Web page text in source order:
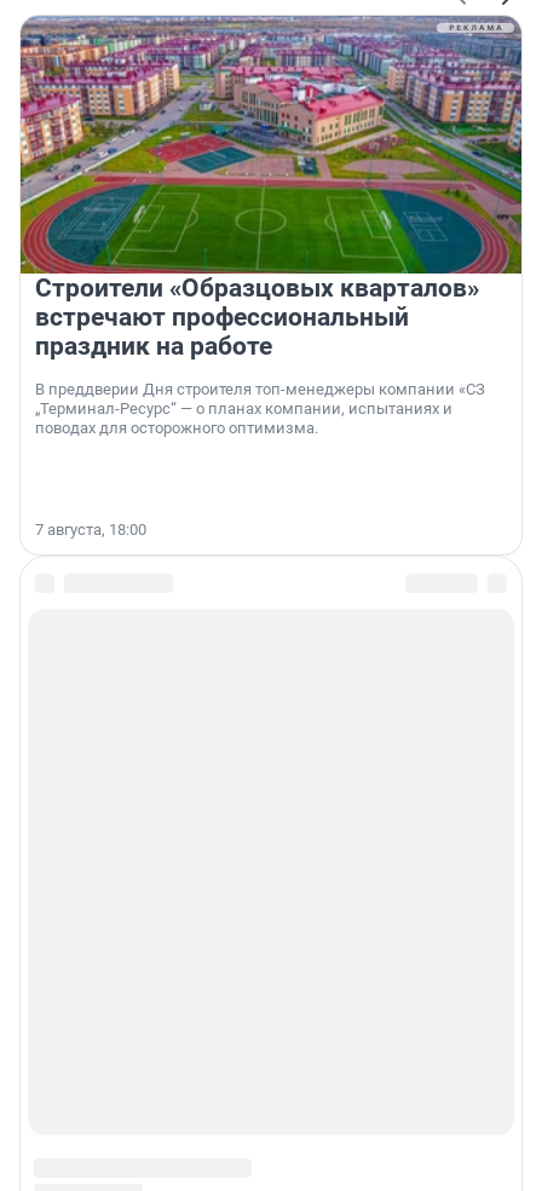
Строители «Образцовых кварталов»
встречают профессиональный
праздник на работе
В преддверии Дня строителя топ-менеджеры компании «СЗ
„Терминал-Ресурс“ — о планах компании, испытаниях и
поводах для осторожного оптимизма.
7 августа, 18:00